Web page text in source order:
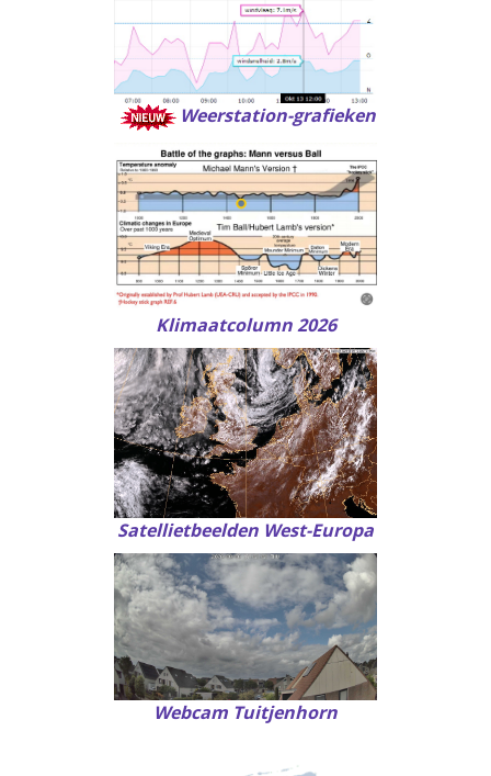
Weerstation-grafieken
Klimaatcolumn 2026
Satellietbeelden West-Europa
Webcam Tuitjenhorn